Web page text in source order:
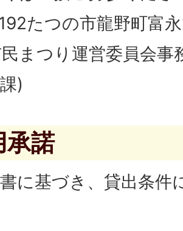
たつの市龍野町富
まつり運営委員会事
)
承諾
に基づき、貸出条件